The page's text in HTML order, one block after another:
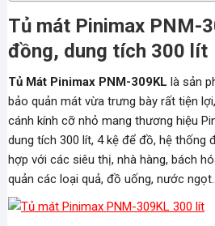
Tủ mát Pinimax PNM-
đồng, dung tích 300 lít
Tủ Mát Pinimax PNM-309KL là sản
bảo quản mát vừa trưng bày rất tiện
cánh kính cỡ nhỏ mang thương hiệu
dung tích 300 lít, 4 kệ để đồ, hệ thống
hợp với các siêu thị, nhà hàng, bách
quản các loại quả, đồ uống, nước